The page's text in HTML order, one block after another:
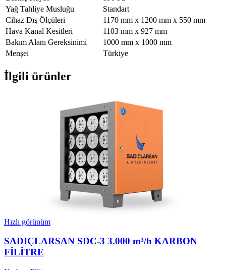
Yağ Tahliye Musluğu
Standart
Cihaz Dış Ölçüleri
1170 mm x 1200 mm x 550 mm
Hava Kanal Kesitleri
1103 mm x 927 mm
Bakım Alanı Gereksinimi
1000 mm x 1000 mm
Menşei
Türkiye
İlgili ürünler
Hızlı görünüm
SADIÇLARSAN SDC-3 3.000 m³/h KARBON
FİLİTRE